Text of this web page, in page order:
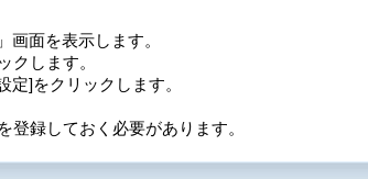
画面を表示します。
クします。
定]をクリックします。
登録しておく必要があります。